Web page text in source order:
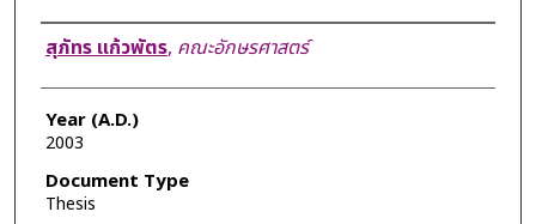
Author
สุภัทร แก้วพัตร, คณะอักษรศาสตร์
Year (A.D.)
2003
Document Type
Thesis